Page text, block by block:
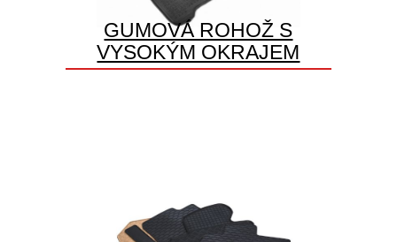
GUMOVÁ ROHOŽ S
VYSOKÝM OKRAJEM